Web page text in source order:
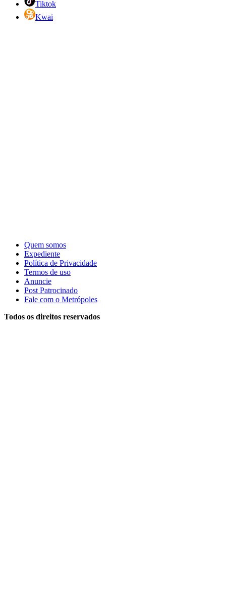
Tiktok
Kwai
Quem somos
Expediente
Política de Privacidade
Termos de uso
Anuncie
Post Patrocinado
Fale com o Metrópoles
Todos os direitos reservados